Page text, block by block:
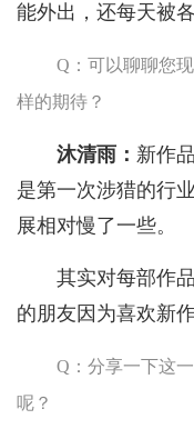
能外出，还每天被
Q：可以聊聊您
样的期待？
沐清雨： 新作
是第一次涉猎的行
展相对慢了一些。
其实对每部作
的朋友因为喜欢新
Q：分享一下这
呢？